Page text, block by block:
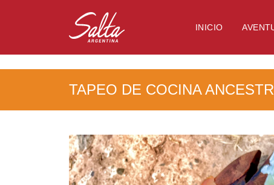
INICIO
TAPEO DE COCINA